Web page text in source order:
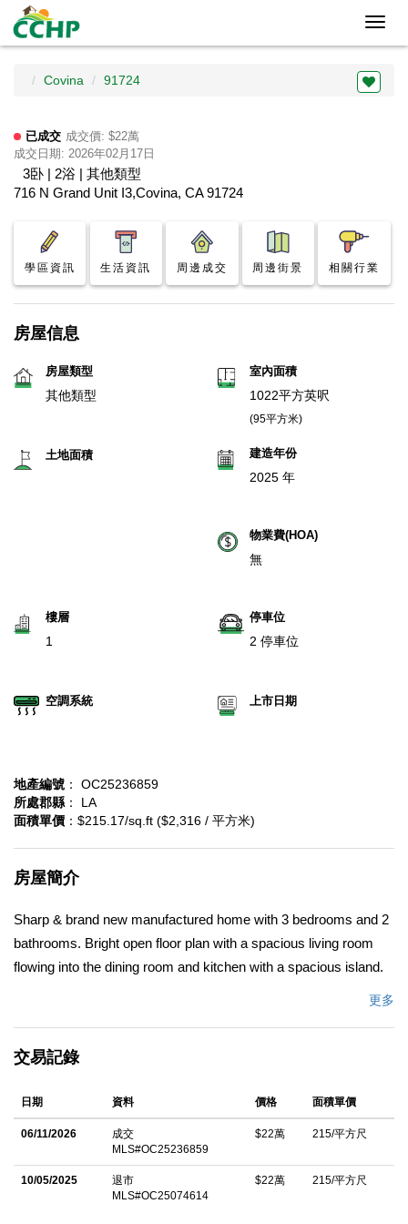
Covina 91724
已成交 成交價: $22萬
成交日期: 2026年02月17日
3卧 | 2浴 | 其他類型
716 N Grand Unit I3,Covina, CA 91724
學區資訊 生活資訊 周邊成交 周邊街景 相關行業
房屋信息
房屋類型
其他類型
室內面積
1022平方英呎
(95平方米)
土地面積 建造年份
2025 年
物業費(HOA)
無
樓層
1
停車位
2 停車位
空調系統 上市日期
地產編號 ： OC25236859
所處郡縣 ： LA
面積單價 ：$215.17/sq.ft ($2,316 / 平方米)
房屋簡介
Sharp & brand new manufactured home with 3 bedrooms and 2
bathrooms. Bright open floor plan with a spacious living room
flowing into the dining room and kitchen with a spacious island.
area and carport. Great and family friendly park with pool and
schools and easy freeway access.
更多
交易記錄
日期 資料 價格 面積單價
06/11/2026
成交
MLS#OC25236859
$22萬 215/平方尺
10/05/2025
退市
MLS#OC25074614
$22萬 215/平方尺